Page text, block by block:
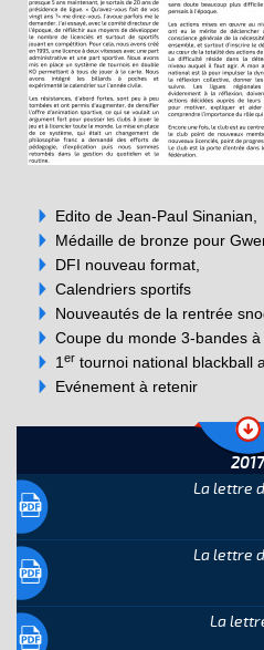
Edito de Jean-Paul Sinanian,
Médaille de bronze pour
DFI nouveau format,
Calendriers sportifs
Nouveautés de la rentrée
Coupe du monde 3-bandes à
1 er tournoi national blackball
Evénement à retenir
2017
La lettre
La lettre
La